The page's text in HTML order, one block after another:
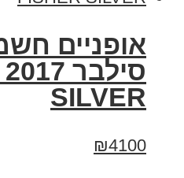
אופניים
SILVER
₪4100